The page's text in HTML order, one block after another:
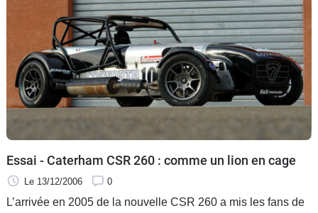
Pas de pare-brise pour, peut être, qu’on se rende compte de
mon sourire. Parce que oui, malgré les conditions, je souris.
Essai - Caterham CSR 260 : comme un lion en cage
Le 13/12/2006 0
L’arrivée en 2005 de la nouvelle CSR 260 a mis les fans de